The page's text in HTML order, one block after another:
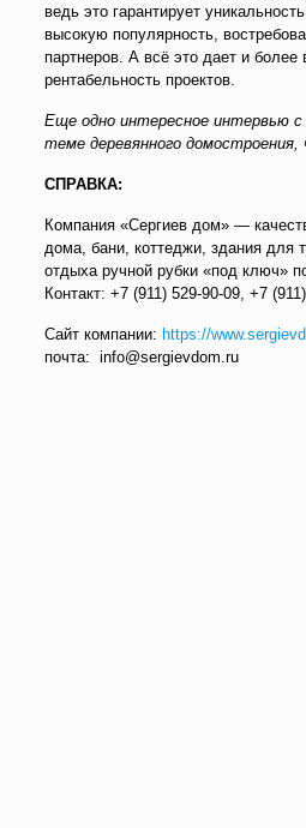
ведь это гарантирует
высокую популярность,
партнеров. А всё это дает и
рентабельность проектов.
Еще одно интересное интервью
теме деревянного
СПРАВКА:
Компания «Сергиев дом» —
дома, бани, коттеджи, здания для
отдыха ручной рубки «под ключ»
Контакт: +7 (911) 529-90-09, +7
Сайт компании: https://
почта: info@sergievdom.ru